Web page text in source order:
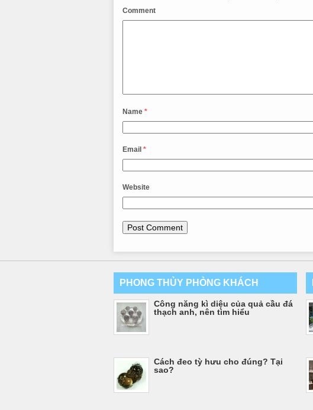
Comment
Name *
Email *
Website
PHONG THỦY PHÒNG KHÁCH
Công năng kì diệu của quả cầu đá
thạch anh, nên tìm hiểu
Cách đeo tỳ hưu cho đúng? Tại
sao?